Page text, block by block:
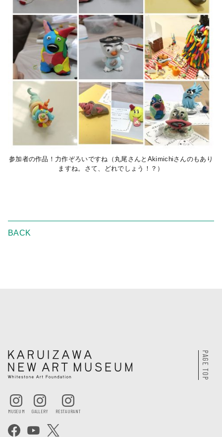
参加者の作品！力作ぞろいですね（丸尾さんとAkimichiさんのもあり
ますね。さて、どれでしょう！？）
BACK
PAGE TOP